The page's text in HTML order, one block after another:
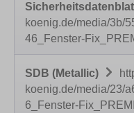
koenig.de/media/3b/
46_Fenster-
SDB (Metallic)
koenig.de/media/23/
6_Fenster-